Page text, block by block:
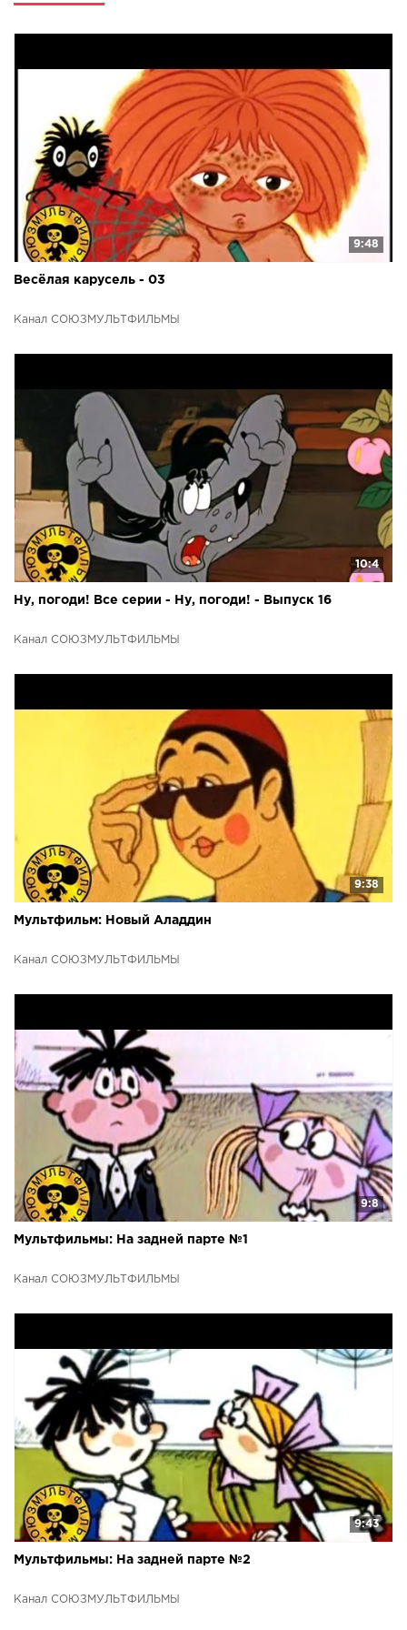
9:48
Весёлая карусель - 03
Канал СОЮЗМУЛЬТФИЛЬМЫ
10:4
Ну, погоди! Все серии - Ну, погоди! - Выпуск 16
Канал СОЮЗМУЛЬТФИЛЬМЫ
9:38
Мультфильм: Новый Аладдин
Канал СОЮЗМУЛЬТФИЛЬМЫ
9:8
Мультфильмы: На задней парте №1
Канал СОЮЗМУЛЬТФИЛЬМЫ
9:43
Мультфильмы: На задней парте №2
Канал СОЮЗМУЛЬТФИЛЬМЫ